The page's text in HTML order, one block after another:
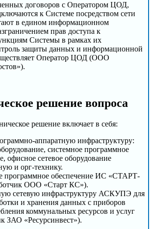
договоров с Оператором ЦОД,
к Системе посредством сети
в едином информационном
прав доступа к
Системы в рамках их
защиты данных и информационной
Оператор ЦОД (ООО
решение вопроса
решение включает в себя:
аппаратную инфраструктуру:
системное программное
офисное сетевое оборудование
и орг-технику.
программное обеспечение ИС «СТАРТ-
ООО «Старт КС»).
сетевую инфраструктуру АСКУПЭ для
и хранения данных с приборов
коммунальных ресурсов и услуг
ЗАО «Ресурсинвест»).